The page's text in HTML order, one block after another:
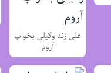
علی زند وکیلی بخواب
آروم